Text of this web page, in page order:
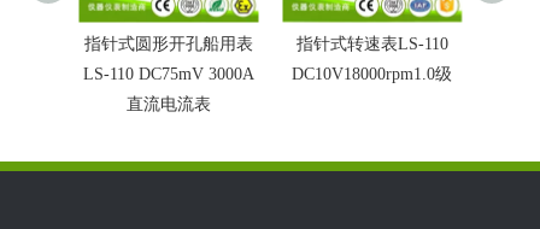
指针式圆形开孔船用表
LS-110 DC75mV 3000A
直流电流表
指针式转速表LS-110
DC10V18000rpm1.0级